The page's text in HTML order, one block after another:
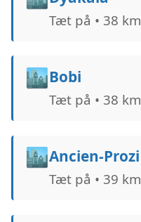
Tæt på • 38 km
🏙️Bobi
Tæt på • 38 km
🏙️Ancien-Prozi
Tæt på • 39 km